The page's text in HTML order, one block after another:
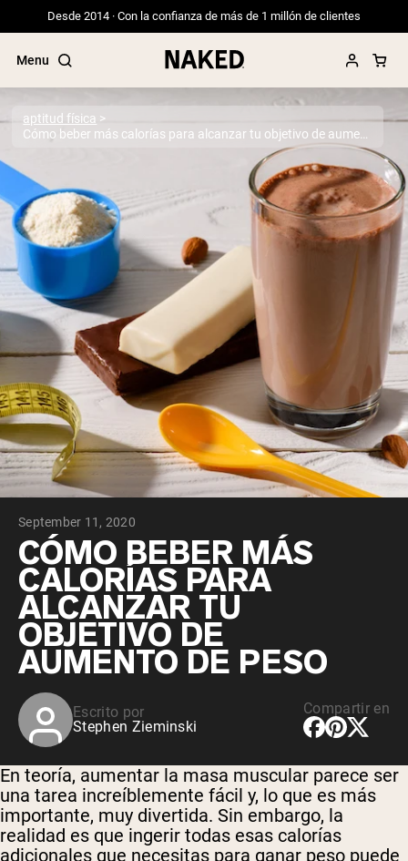
Desde 2014 · Con la confianza de más de 1 millón de clientes
Menu
Términos de Búsqueda Populares
”Protein Powder“
”Overnight Oats“
”Vegan protein“
”Collagen“
”Micellar Casein“
aptitud física
September 11, 2020
CÓMO BEBER MÁS
CALORÍAS PARA
ALCANZAR TU
OBJETIVO DE
AUMENTO DE PESO
Escrito por
Stephen Zieminski
Compartir en
En teoría, aumentar la masa muscular parece ser
una tarea increíblemente fácil y, lo que es más
importante, muy divertida. Sin embargo, la
realidad es que ingerir todas esas calorías
adicionales que necesitas para ganar peso puede